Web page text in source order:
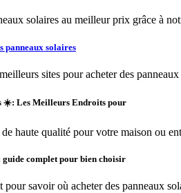
solaires au meilleur prix grâce à
panneaux solaires
sites pour acheter des
☀️: Les Meilleurs Endroits pour
haute qualité pour votre maison ou
guide complet pour bien choisir
savoir où acheter des panneaux